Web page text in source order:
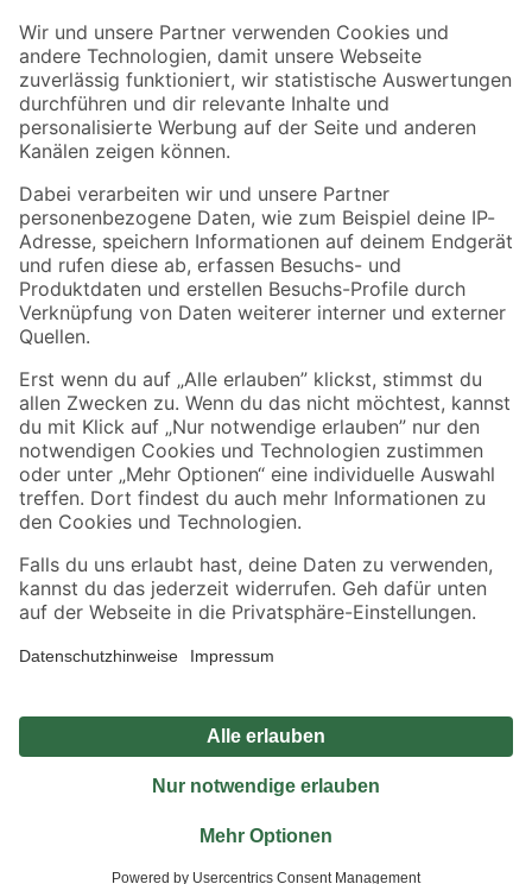
Der toom Newsletter: Keine Angebote und Aktionen mehr verpassen!
Zur Newsletter Anmeldung
Folge uns
Zahlungsarten Versandarten
Sicher einkaufen
Jetzt die toom-App herunterladen
Alle Preisangaben in EUR inkl. gesetzl. MwSt.. Die dargestellten Angebote sind unter
Umständen nicht in allen Märkten verfügbar. Die angegebenen Verfügbarkeiten beziehen
Produkte nur solange der Vorrat reicht.
*Paketversand ab 59 € versandkostenfrei, gilt nicht für Artikel mit Speditionsversand, hier
Privatsphäre Impressum
Nutzungsbedingungen
Widerrufsrecht
Vertrag widerrufen
© 2026 toom Baumarkt GmbH